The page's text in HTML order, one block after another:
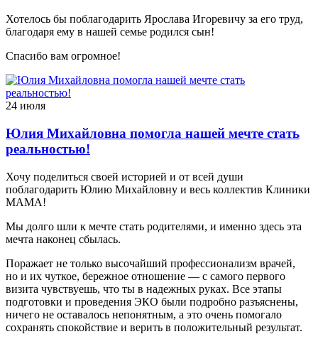
Хотелось бы поблагодарить Ярослава Игоревичу за его труд,
благодаря ему в нашей семье родился сын!
Спасибо вам огромное!
24 июля
Юлия Михайловна помогла нашей мечте стать
реальностью!
Хочу поделиться своей историей и от всей души
поблагодарить Юлию Михайловну и весь коллектив Клиники
МАМА!
Мы долго шли к мечте стать родителями, и именно здесь эта
мечта наконец сбылась.
Поражает не только высочайший профессионализм врачей,
но и их чуткое, бережное отношение — с самого первого
визита чувствуешь, что ты в надежных руках. Все этапы
подготовки и проведения ЭКО были подробно разъяснены,
ничего не оставалось непонятным, а это очень помогало
сохранять спокойствие и верить в положительный результат.